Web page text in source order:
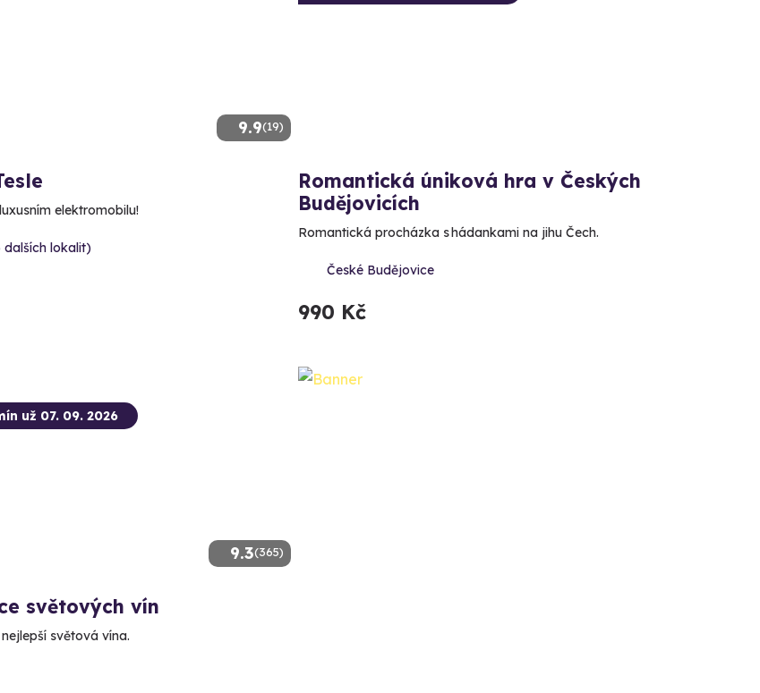
9.9(19)
elektromobilu!
dalších lokalit)
Romantická úniková hra v Českých
Budějovicích
Romantická procházka s hádankami na jihu Čech.
České Budějovice
990 Kč
9.3(365)
už 07. 09. 2026
světových vín
světová vína.